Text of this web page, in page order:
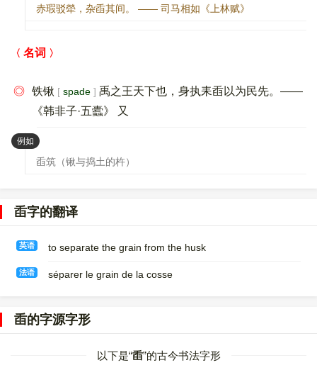
赤瑕驳犖，杂臿其间。 —— 司马相如《上林赋》
名词
◎ 铁锹 spade
禹之王天下也，身执耒臿以为民先。——
《韩非子·五蠹》 又
例如 ：
臿筑（锹与捣土的杵）
臿字的翻译
英语 to separate the grain from the husk
法语 séparer le grain de la cosse
臿的字源字形
以下是“臿”的古今书法字形